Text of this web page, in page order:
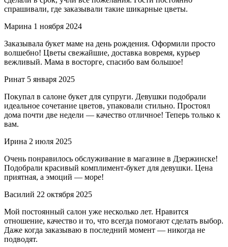
спрашивали, где заказывали такие шикарные цветы.
Марина 1 ноября 2024
Заказывала букет маме на день рождения. Оформили просто
волшебно! Цветы свежайшие, доставка вовремя, курьер
вежливый. Мама в восторге, спасибо вам большое!
Ринат 5 января 2025
Покупал в салоне букет для супруги. Девушки подобрали
идеальное сочетание цветов, упаковали стильно. Простоял
дома почти две недели — качество отличное! Теперь только к
вам.
Ирина 2 июля 2025
Очень понравилось обслуживание в магазине в Дзержинске!
Подобрали красивый комплимент-букет для девушки. Цена
приятная, а эмоций — море!
Василий 22 октября 2025
Мой постоянный салон уже несколько лет. Нравится
отношение, качество и то, что всегда помогают сделать выбор.
Даже когда заказываю в последний момент — никогда не
подводят.